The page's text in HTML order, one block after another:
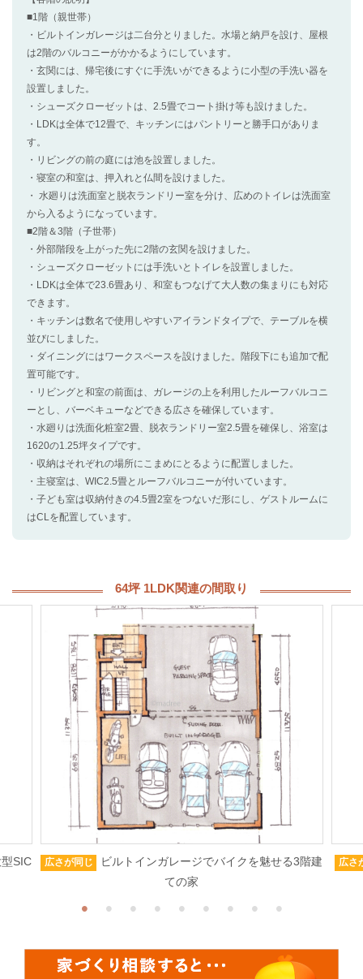
■1階（親世帯）
・ビルトインガレージは二台分とりました。水場と納戸を設け、屋根
は2階のバルコニーがかかるようにしています。
・玄関には、帰宅後にすぐに手洗いができるように小型の手洗い器を
設置しました。
・シューズクローゼットは、2.5畳でコート掛け等も設けました。
・LDKは全体で12畳で、キッチンにはパントリーと勝手口がありま
す。
・リビングの前の庭には池を設置しました。
・寝室の和室は、押入れと仏間を設けました。
・ 水廻りは洗面室と脱衣ランドリー室を分け、広めのトイレは洗面室
から入るようになっています。
■2階＆3階（子世帯）
・外部階段を上がった先に2階の玄関を設けました。
・シューズクローゼットには手洗いとトイレを設置しました。
・LDKは全体で23.6畳あり、和室もつなげて大人数の集まりにも対応
できます。
・キッチンは数名で使用しやすいアイランドタイプで、テーブルを横
並びにしました。
・ダイニングにはワークスペースを設けました。階段下にも追加で配
置可能です。
・リビングと和室の前面は、ガレージの上を利用したルーフバルコニ
ーとし、バーベキューなどできる広さを確保しています。
・水廻りは洗面化粧室2畳、脱衣ランドリー室2.5畳を確保し、浴室は
1620の1.25坪タイプです。
・収納はそれぞれの場所にこまめにとるように配置しました。
・主寝室は、WIC2.5畳とルーフバルコニーが付いています。
・子ども室は収納付きの4.5畳2室をつないだ形にし、ゲストルームに
はCLを配置しています。
64坪 1LDK関連の間取り
SIC 広さが同じ
ビルトインガレージでバイクを魅せる3階建
ての家
広さ